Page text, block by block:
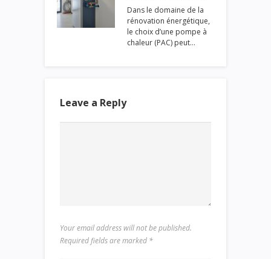
Dans le domaine de la
rénovation énergétique,
le choix d’une pompe à
chaleur (PAC) peut…
Leave a Reply
Your email address will not be published.
Required fields are marked *